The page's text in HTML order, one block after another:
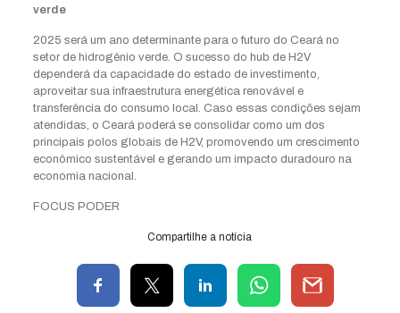
verde
2025 será um ano determinante para o futuro do Ceará no
setor de hidrogênio verde. O sucesso do hub de H2V
dependerá da capacidade do estado de investimento,
aproveitar sua infraestrutura energética renovável e
transferência do consumo local. Caso essas condições sejam
atendidas, o Ceará poderá se consolidar como um dos
principais polos globais de H2V, promovendo um crescimento
econômico sustentável e gerando um impacto duradouro na
economia nacional.
FOCUS PODER
Compartilhe a notícia